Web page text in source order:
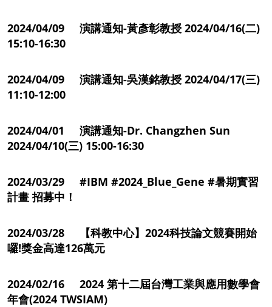
2024/04/09 演講通知-黃彥彰教授 2024/04/16(二)
15:10-16:30
2024/04/09 演講通知-吳漢銘教授 2024/04/17(三)
11:10-12:00
2024/04/01 演講通知-Dr. Changzhen Sun
2024/04/10(三) 15:00-16:30
2024/03/29 #IBM #2024_Blue_Gene #暑期實習
計畫 招募中！
2024/03/28 【科教中心】2024科技論文競賽開始
囉!獎金高達126萬元
2024/02/16 2024 第十二屆台灣工業與應用數學會
年會(2024 TWSIAM)